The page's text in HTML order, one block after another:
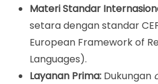
Materi Standar
setara dengan standar
European Framework of
Languages).
Layanan Prima: Dukungan